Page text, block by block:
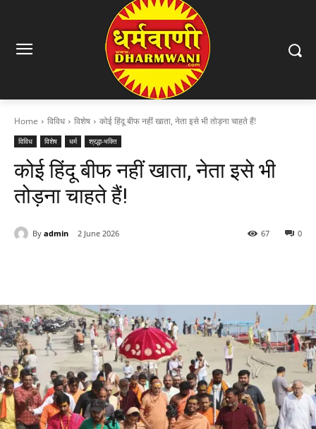
Home विविध विशेष कोई हिंदू बीफ नहीं खाता, नेता इसे भी तोड़ना चाहते हैं!
विविध विशेष धर्म श्रद्धा-भक्ति
कोई हिंदू बीफ नहीं खाता, नेता इसे भी
तोड़ना चाहते हैं!
By admin 2 June 2026 0
67